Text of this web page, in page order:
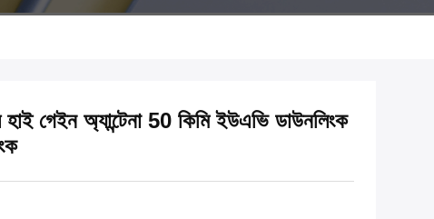
গেইন অ্যান্টেনা 50 কিমি ইউএভি ডাউনলিংক